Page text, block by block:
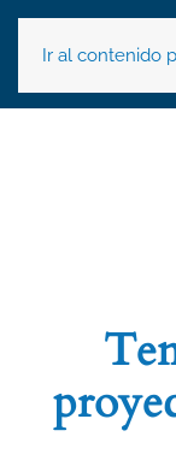
Ir al contenido